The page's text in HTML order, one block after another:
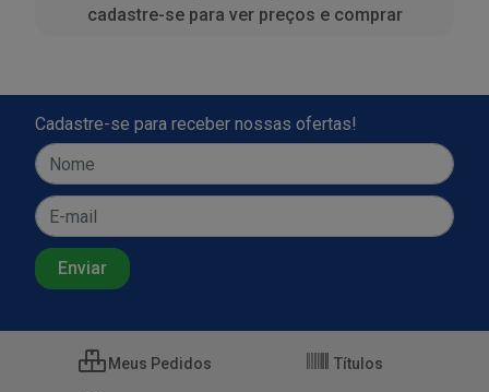
cadastre-se para ver preços e comprar
Cadastre-se para receber nossas ofertas!
Meus Pedidos Títulos